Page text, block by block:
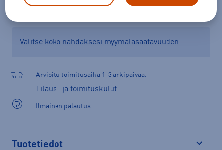
Valitse koko nähdäksesi myymäläsaatavuuden.
Arvioitu toimitusaika 1-3 arkipäivää.
Tilaus- ja toimituskulut
Ilmainen palautus
Tuotetiedot